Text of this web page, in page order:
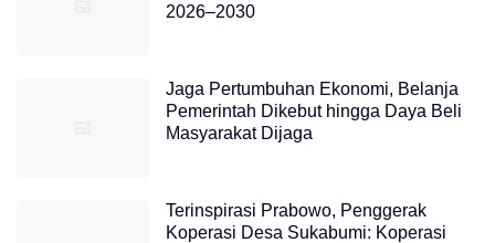
2026–2030
Jaga Pertumbuhan Ekonomi, Belanja
Pemerintah Dikebut hingga Daya Beli
Masyarakat Dijaga
Terinspirasi Prabowo, Penggerak
Koperasi Desa Sukabumi: Koperasi